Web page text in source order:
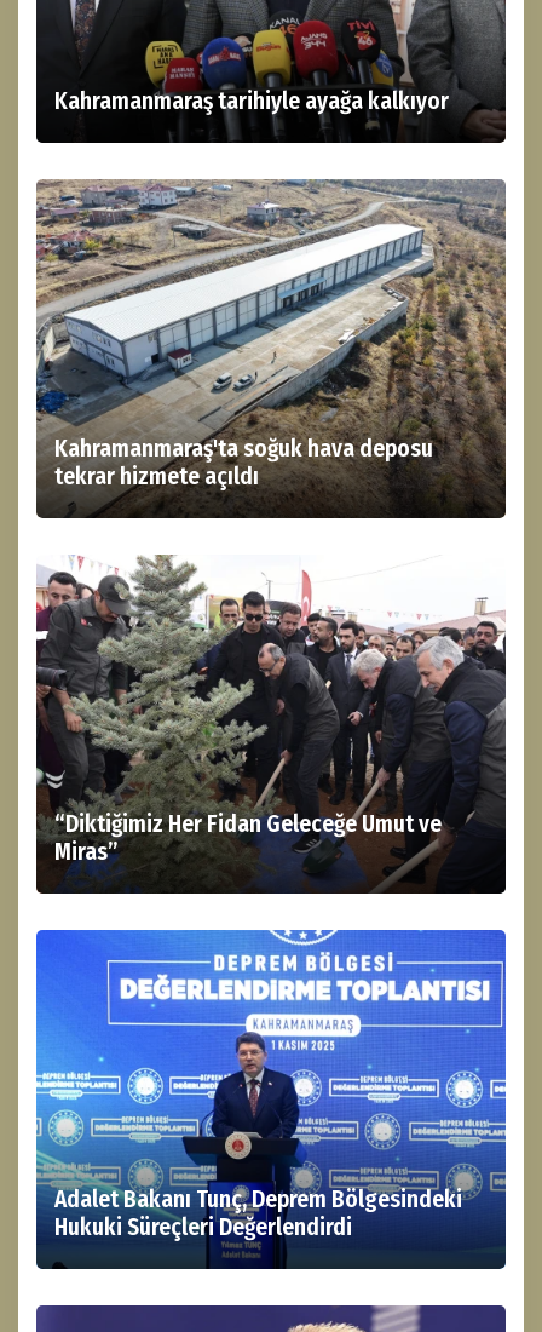
Kahramanmaraş tarihiyle ayağa kalkıyor
Kahramanmaraş'ta soğuk hava deposu
tekrar hizmete açıldı
“Diktiğimiz Her Fidan Geleceğe Umut ve
Miras”
Adalet Bakanı Tunç, Deprem Bölgesindeki
Hukuki Süreçleri Değerlendirdi